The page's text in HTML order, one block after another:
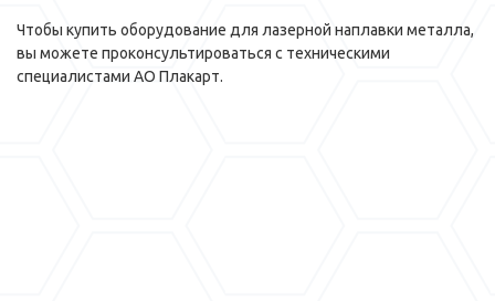
Чтобы купить оборудование для лазерной наплавки металла,
вы можете проконсультироваться с техническими
специалистами АО Плакарт.